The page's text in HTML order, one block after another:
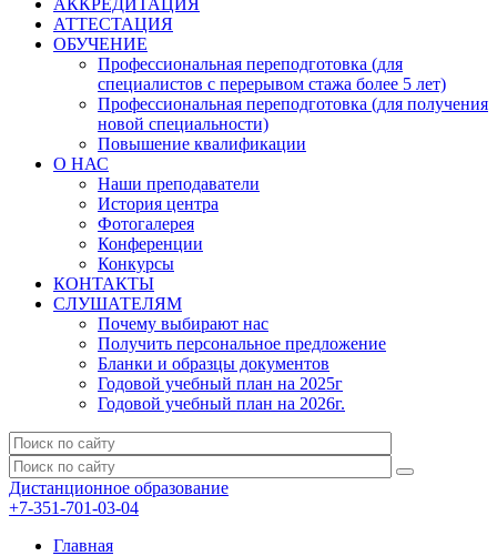
АККРЕДИТАЦИЯ
АТТЕСТАЦИЯ
ОБУЧЕНИЕ
Профессиональная переподготовка (для
специалистов с перерывом стажа более 5 лет)
Профессиональная переподготовка (для получения
новой специальности)
Повышение квалификации
О НАС
Наши преподаватели
История центра
Фотогалерея
Конференции
Конкурсы
КОНТАКТЫ
СЛУШАТЕЛЯМ
Почему выбирают нас
Получить персональное предложение
Бланки и образцы документов
Годовой учебный план на 2025г
Годовой учебный план на 2026г.
Дистанционное образование
+7-351-701-03-04
Главная